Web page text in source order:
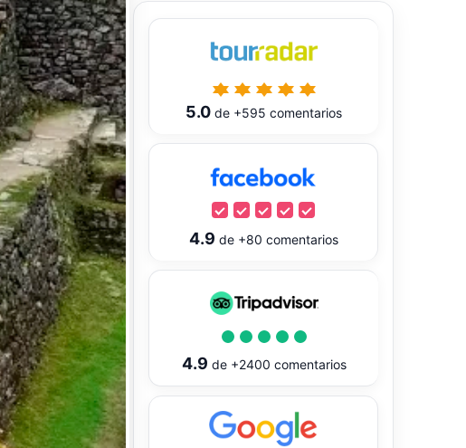
5.0 de +595 comentarios
4.9 de +80 comentarios
4.9 de +2400 comentarios